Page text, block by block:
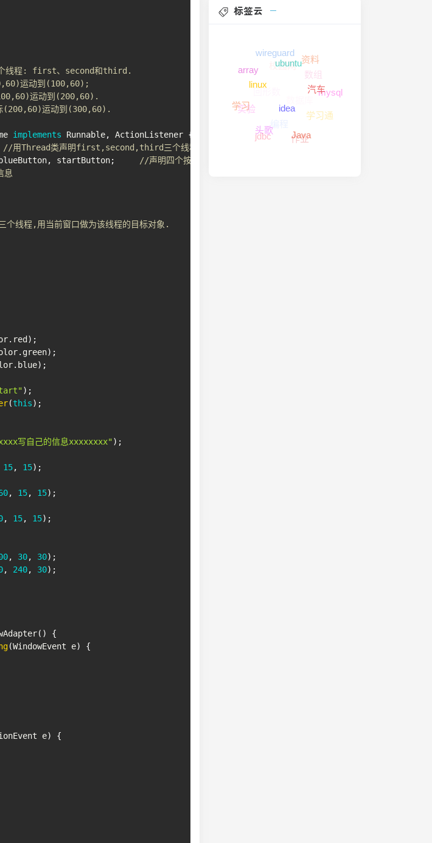
个线程: first、second和third.
运动到(100,60);
运动到(200,60).
(200,60)运动到(300,60).
implements Runnable, ActionListener {
//用Thread类声明first,second,third三个线程对象
, startButton;
//声明四个按钮
息
程,用当前窗口做为该线程的目标对象.
. red ) ;
. green) ;
. blue) ;
) ;
(this) ;
写自己的信息xxxxxxxx" ) ;
15, 15) ;
, 15, 15) ;
, 15, 15) ;
, 30, 30) ;
, 240, 30) ;
( )
{
(WindowEvent e)
{
e)
{
标签云
Java
作业
mysql
头歌
jdbc
数组资料
ubuntu
linux
学习
实验
回形数
校园网
wireguard
array